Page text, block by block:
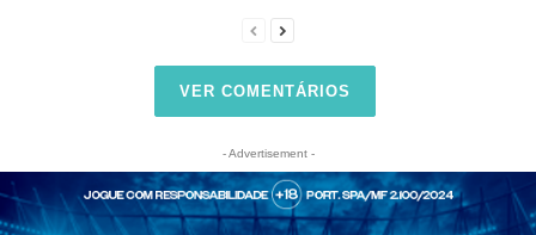
VER COMENTÁRIOS
- Advertisement -